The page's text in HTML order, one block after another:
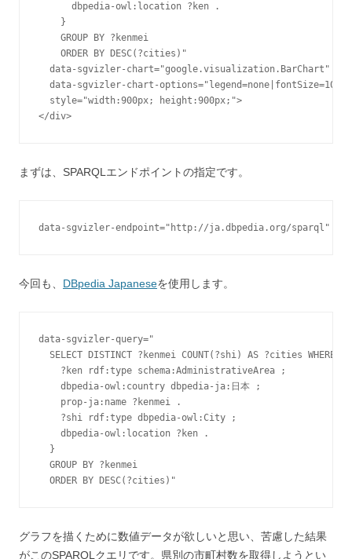
      dbpedia-owl:location ?ken .
    }
    GROUP BY ?kenmei
    ORDER BY DESC(?cities)"
  data-sgvizler-chart="google.visualization.BarChart"
  data-sgvizler-chart-options="legend=none|fontSize=10"
  style="width:900px; height:900px;">
まずは、SPARQLエンドポイントの指定です。
今回も、 DBpedia Japaneseを使用します。
data-sgvizler-query="
  SELECT DISTINCT ?kenmei COUNT(?shi) AS ?cities WHERE {
    ?ken rdf:type schema:AdministrativeArea ;
    dbpedia-owl:country dbpedia-ja:日本 ;
    prop-ja:name ?kenmei .
    ?shi rdf:type dbpedia-owl:City ;
    dbpedia-owl:location ?ken .
  }
  GROUP BY ?kenmei
グラフを描くために数値データが欲しいと思い、苦慮した結果
がこのSPARQLクエリです。県別の市町村数を取得しようとい